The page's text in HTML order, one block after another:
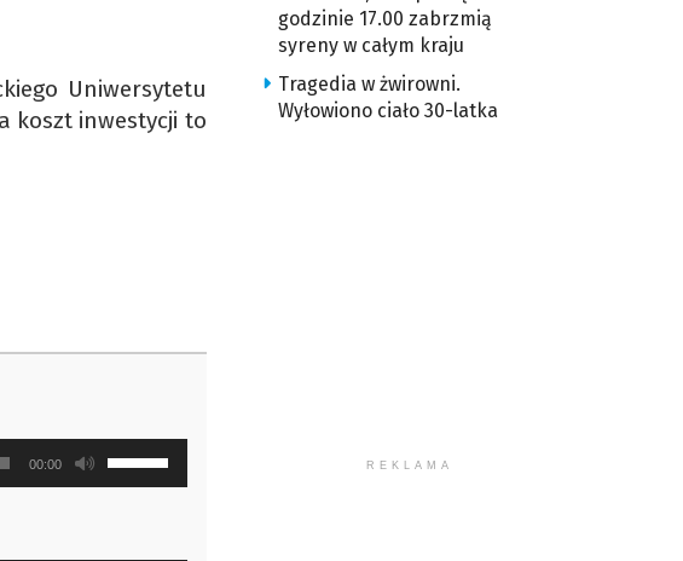
Uniwersytetu
koszt inwestycji to
00:00
strzałek
godzinie 17.00 zabrzmią
syreny w całym kraju
Tragedia w żwirowni.
Wyłowiono ciało 30-latka
REKLAMA